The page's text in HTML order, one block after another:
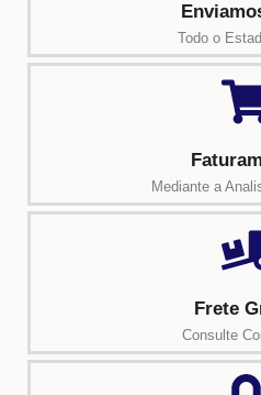
Todo o
Mediante a
Frete
Consulte